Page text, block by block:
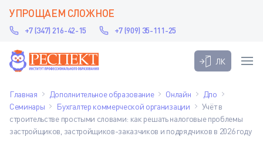
УПРОЩАЕМ СЛОЖНОЕ
+7 (347) 216-42-15 +7 (909) 35-111-25
ЛК
Главная Дополнительное образование Онлайн
Дпо
Семинары
Бухгалтер коммерческой организации
Учёт в
строительстве простыми словами: как решать налоговые проблемы
застройщиков, застройщиков-заказчиков и подрядчиков в 2026 году